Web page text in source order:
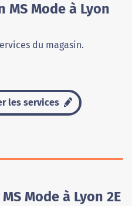
MS Mode à Lyon
du magasin.
les services
Mode à Lyon 2E